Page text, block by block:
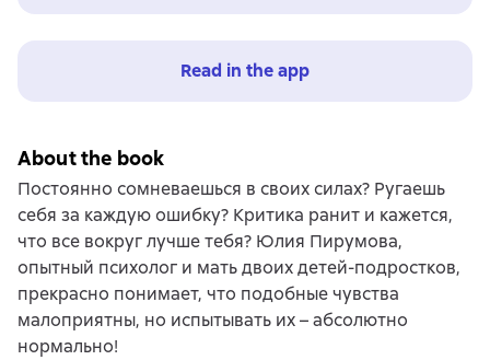
Read in the app
About the book
Постоянно сомневаешься в своих силах? Ругаешь
себя за каждую ошибку? Критика ранит и кажется,
что все вокруг лучше тебя? Юлия Пирумова,
опытный психолог и мать двоих детей-подростков,
прекрасно понимает, что подобные чувства
малоприятны, но испытывать их – абсолютно
нормально!